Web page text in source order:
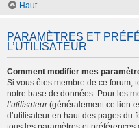
Haut
PARAMÈTRES ET
L’UTILISATEUR
Comment modifier mes
Si vous êtes membre de ce forum,
notre base de données. Pour les
l’utilisateur(généralement ce lien
d’utilisateur en haut des pages du